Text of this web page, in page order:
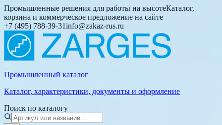
Промышленные решения для работы на высотеКаталог,
корзина и коммерческое предложение на сайте
+7 (495) 788-39-31info@zakaz-rus.ru
Промышленный каталог
Каталог, характеристики, документы и оформление
Поиск по каталогу